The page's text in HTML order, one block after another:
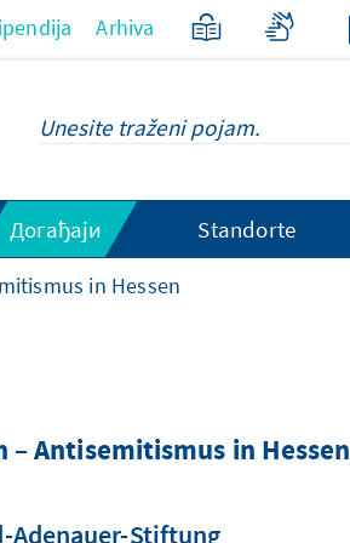
Arhiva
Догађаји Standorte
in Hessen
Antisemitismus in Hessen
Adenauer-Stiftung